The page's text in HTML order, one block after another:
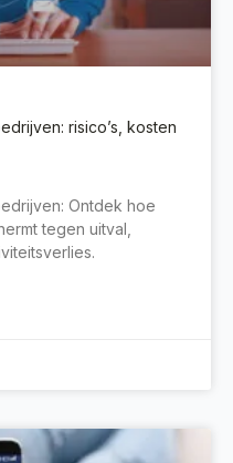
risico’s, kosten
Ontdek hoe
tegen uitval,